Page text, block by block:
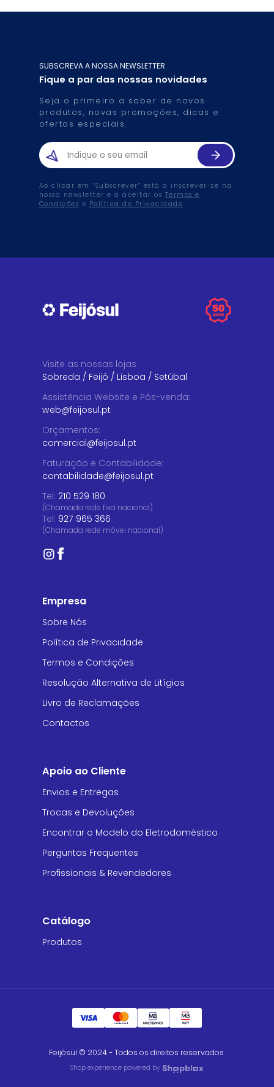
SUBSCREVA A NOSSA NEWSLETTER
Fique a par das nossas novidades
Seja o primeiro a saber de novos
produtos, novas promoções, dicas e
ofertas especiais.
Ao clicar em “Subscrever” está a inscrever-se na
nossa newsletter e a aceitar os Termos e
Condições e Política de Privacidade.
Visite as nossas lojas
Sobreda / Feijó / Lisboa / Setúbal
Assistência Website e Pós-venda:
web@feijosul.pt
Orçamentos:
comercial@feijosul.pt
Faturação e Contabilidade:
contabilidade@feijosul.pt
Tel: 210 529 180
(Chamada rede fixa nacional)
Tel: 927 965 366
(Chamada rede móvel nacional)
Empresa
Sobre Nós
Política de Privacidade
Termos e Condições
Resolução Alternativa de Litígios
Livro de Reclamações
Contactos
Apoio ao Cliente
Envios e Entregas
Trocas e Devoluções
Encontrar o Modelo do Eletrodoméstico
Perguntas Frequentes
Profissionais & Revendedores
Catálogo
Produtos
Feijósul © 2024 - Todos os direitos reservados.
Shop experience powered by